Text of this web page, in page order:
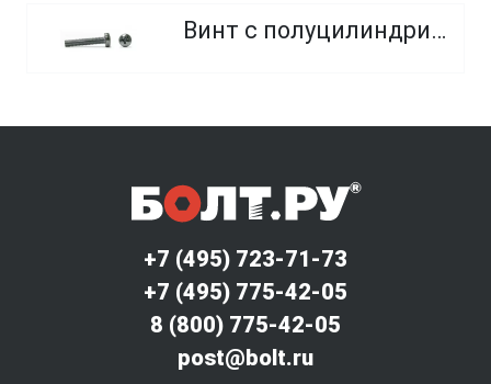
Винт с полуцилиндрической головкой
+7 (495) 723-71-73
+7 (495) 775-42-05
8 (800) 775-42-05
post@bolt.ru